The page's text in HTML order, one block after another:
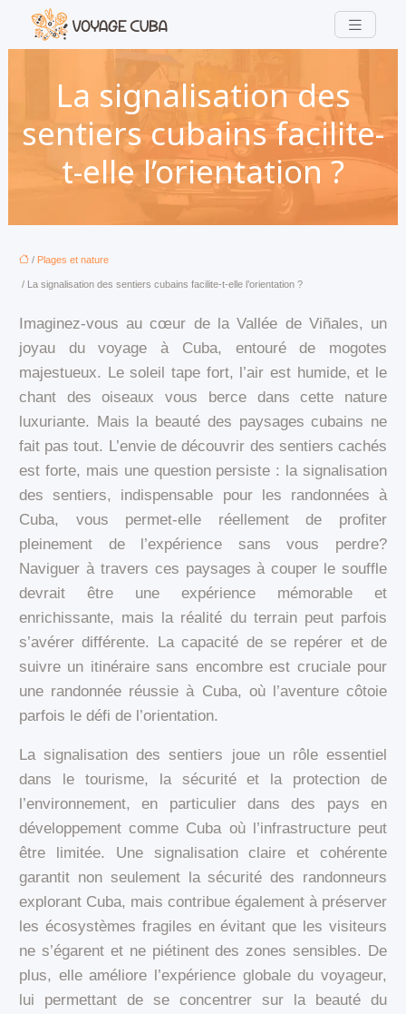
La signalisation des
sentiers cubains facilite-
t-elle l’orientation ?
/ Plages et nature
/ La signalisation des sentiers cubains facilite-t-elle l’orientation ?
Imaginez-vous au cœur de la Vallée de Viñales, un
joyau du voyage à Cuba, entouré de mogotes
majestueux. Le soleil tape fort, l’air est humide, et le
chant des oiseaux vous berce dans cette nature
luxuriante. Mais la beauté des paysages cubains ne
fait pas tout. L’envie de découvrir des sentiers cachés
est forte, mais une question persiste : la signalisation
des sentiers, indispensable pour les randonnées à
Cuba, vous permet-elle réellement de profiter
pleinement de l’expérience sans vous perdre?
Naviguer à travers ces paysages à couper le souffle
devrait être une expérience mémorable et
enrichissante, mais la réalité du terrain peut parfois
s’avérer différente. La capacité de se repérer et de
suivre un itinéraire sans encombre est cruciale pour
une randonnée réussie à Cuba, où l’aventure côtoie
parfois le défi de l’orientation.
La signalisation des sentiers joue un rôle essentiel
dans le tourisme, la sécurité et la protection de
l’environnement, en particulier dans des pays en
développement comme Cuba où l’infrastructure peut
être limitée. Une signalisation claire et cohérente
garantit non seulement la sécurité des randonneurs
explorant Cuba, mais contribue également à préserver
les écosystèmes fragiles en évitant que les visiteurs
ne s’égarent et ne piétinent des zones sensibles. De
plus, elle améliore l’expérience globale du voyageur,
lui permettant de se concentrer sur la beauté du